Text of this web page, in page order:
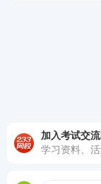
根据中国人事
职业资格考试
加入考试交
学习资料、